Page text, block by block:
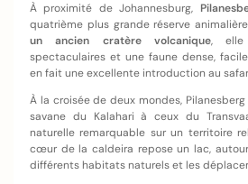
À proximité de Johannesburg,
quatrième plus grande réserve
un ancien cratère volcanique, elle
spectaculaires et une faune dense,
en fait une excellente introduction au
À la croisée de deux mondes,
savane du Kalahari à ceux du
naturelle remarquable sur un territoire
cœur de la caldeira repose un lac,
différents habitats naturels et les